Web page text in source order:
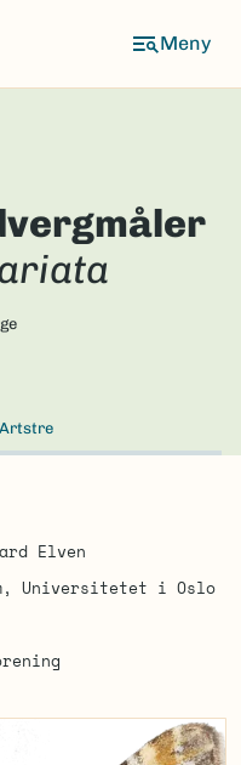
Artstre
Elven
Universitetet i Oslo